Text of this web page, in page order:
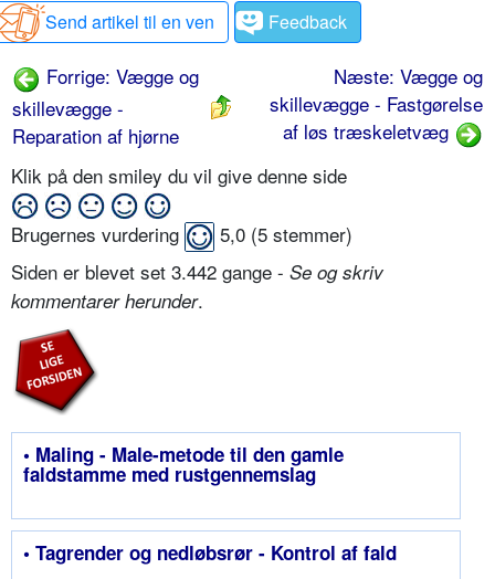
Send artikel til en ven
Feedback
Forrige: Vægge og
skillevægge -
Reparation af hjørne
Næste: Vægge og
skillevægge - Fastgørelse
af løs træskeletvæg
Klik på den smiley du vil give denne side
Brugernes vurdering 5,0 (5 stemmer)
Siden er blevet set 3.442 gange - Se og skriv
kommentarer herunder.
• Maling - Male-metode til den gamle
faldstamme med rustgennemslag
• Tagrender og nedløbsrør - Kontrol af fald